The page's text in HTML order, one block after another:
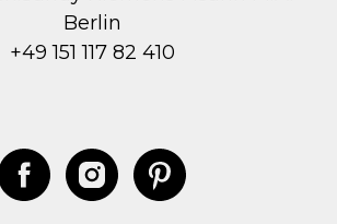
Berlin
+49 151 117 82 410